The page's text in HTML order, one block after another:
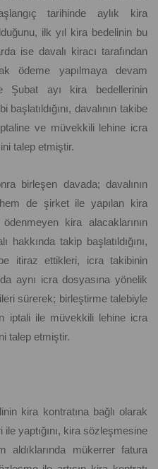
tarihinde aylık kira
ilk yıl kira bedelinin bu
ise davalı kiracı tarafından
ödeme yapılmaya devam
Şubat ayı kira bedellerinin
davalının takibe
ve müvekkili lehine icra
talep etmiştir.
birleşen davada; davalının
de şirket ile yapılan kira
kira alacaklarının
takip başlatıldığını,
itiraz ettikleri, icra takibinin
aynı icra dosyasına yönelik
ileri sürerek; birleştirme talebiyle
iptali ile müvekkili lehine icra
talep etmiştir.
kira kontratına bağlı olarak
yaptığını, kira sözleşmesine
aldıklarında mükerrer fatura